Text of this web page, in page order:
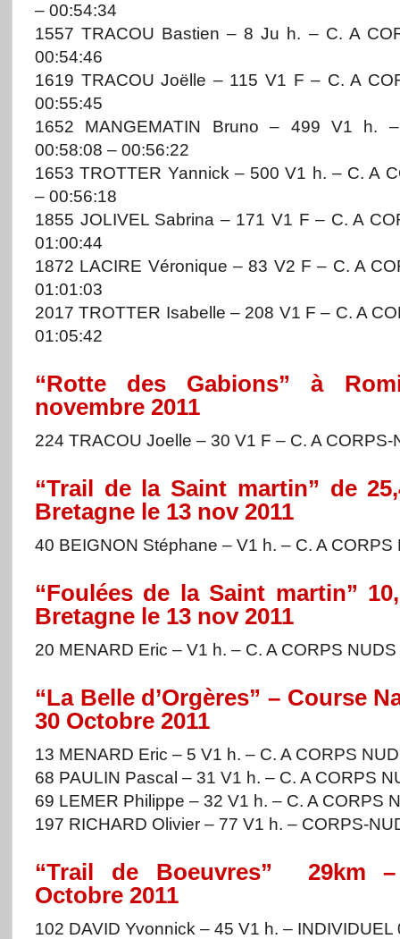
– 00:54:34
1557 TRACOU Bastien – 8 Ju h. – C. A
00:54:46
1619 TRACOU Joëlle – 115 V1 F – C. A
00:55:45
1652 MANGEMATIN Bruno – 499 V1 h.
00:58:08 – 00:56:22
1653 TROTTER Yannick – 500 V1 h. – C. A
– 00:56:18
1855 JOLIVEL Sabrina – 171 V1 F – C. A
01:00:44
1872 LACIRE Véronique – 83 V2 F – C. A
01:01:03
2017 TROTTER Isabelle – 208 V1 F – C. A
01:05:42
“Rotte des Gabions” à
novembre 2011
224 TRACOU Joelle – 30 V1 F – C. A
“Trail de la Saint martin” de
Bretagne le 13 nov 2011
40 BEIGNON Stéphane – V1 h. – C. A CORPS
“Foulées de la Saint martin”
Bretagne le 13 nov 2011
20 MENARD Eric – V1 h. – C. A CORPS
“La Belle d’Orgères” – Course
30 Octobre 2011
13 MENARD Eric – 5 V1 h. – C. A CORPS
68 PAULIN Pascal – 31 V1 h. – C. A CORPS
69 LEMER Philippe – 32 V1 h. – C. A CORPS
197 RICHARD Olivier – 77 V1 h. – CORPS-
“Trail de Boeuvres” 29km
Octobre 2011
102 DAVID Yvonnick – 45 V1 h. – INDIVIDUEL